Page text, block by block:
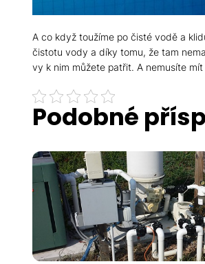
A co když toužíme po čisté vodě a
čistotu vody a díky tomu, že tam
vy k nim můžete patřit. A nemusíte
Podobné